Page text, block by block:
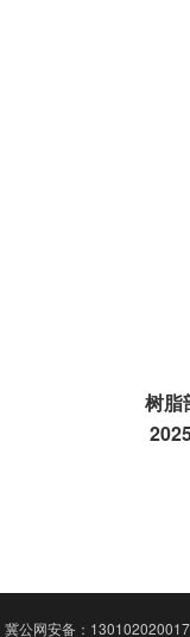
树脂
202
冀公网安备：